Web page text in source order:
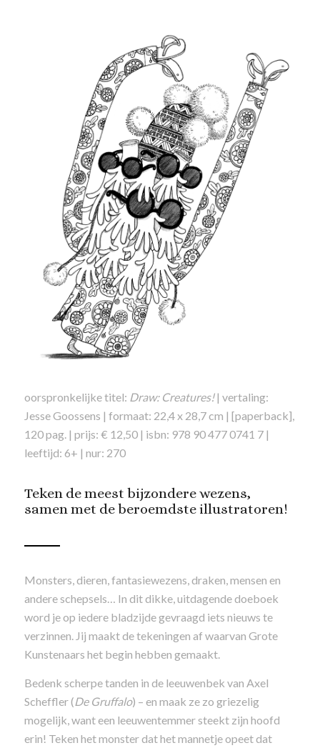
oorspronkelijke titel: Draw: Creatures!| vertaling:
Jesse Goossens | formaat: 22,4 x 28,7 cm | [paperback],
120 pag. | prijs: € 12,50 | isbn: 978 90 477 0741 7 |
leeftijd: 6+ | nur: 270
Teken de meest bijzondere wezens,
samen met de beroemdste illustratoren!
Monsters, dieren, fantasiewezens, draken, mensen en
andere schepsels… In dit dikke, uitdagende doeboek
word je op iedere bladzijde gevraagd iets nieuws te
verzinnen. Jij maakt de tekeningen af waarvan Grote
Kunstenaars het begin hebben gemaakt.
Bedenk scherpe tanden in de leeuwenbek van Axel
Scheffler (De Gruffalo) – en maak ze zo griezelig
mogelijk, want een leeuwentemmer steekt zijn hoofd
erin! Teken het monster dat het mannetje opeet dat